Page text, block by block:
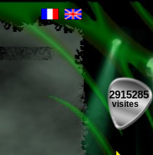
2915285
visites